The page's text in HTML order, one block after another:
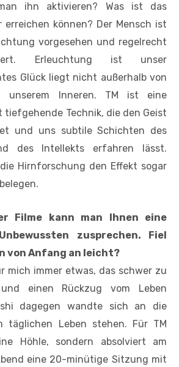
ihn aktivieren? Was ist das
erreichen können? Der Mensch ist
vorgesehen und regelrecht
Erleuchtung ist unser
Glück liegt nicht außerhalb von
unserem Inneren. TM ist eine
tiefgehende Technik, die den Geist
und uns subtile Schichten des
des Intellekts erfahren lässt.
Hirnforschung den Effekt sogar
Filme kann man Ihnen eine
zusprechen. Fiel
von Anfang an leicht?
mich immer etwas, das schwer zu
einen Rückzug vom Leben
dagegen wandte sich an die
täglichen Leben stehen. Für TM
Höhle, sondern absolviert am
eine 20-minütige Sitzung mit